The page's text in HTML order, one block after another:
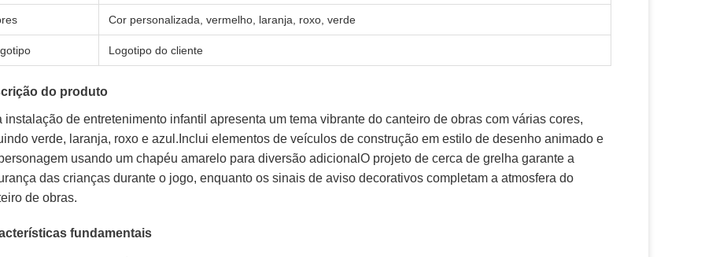
Cor personalizada, vermelho, laranja, roxo, verde
Logotipo do cliente
do produto
instalação de entretenimento infantil apresenta um tema vibrante do canteiro de obras com várias cores,
verde, laranja, roxo e azul.Inclui elementos de veículos de construção em estilo de desenho animado e
usando um chapéu amarelo para diversão adicionalO projeto de cerca de grelha garante a
das crianças durante o jogo, enquanto os sinais de aviso decorativos completam a atmosfera do
de obras.
fundamentais